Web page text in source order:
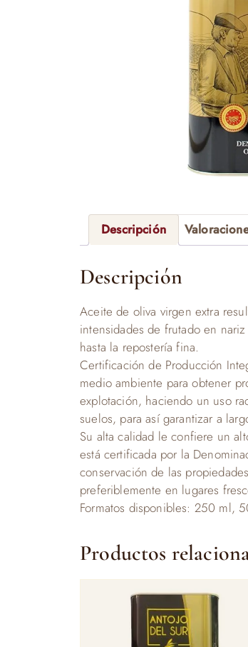
Descripción
Descripción
Aceite de oliva virgen extra
intensidades de frutado en
hasta la repostería fina.
Certificación de Producción
medio ambiente para obtener
explotación, haciendo un uso
suelos, para así garantizar a
Su alta calidad le confiere un
está certificada por la
conservación de las
preferiblemente en lugares
Formatos disponibles: 250 ml,
Productos